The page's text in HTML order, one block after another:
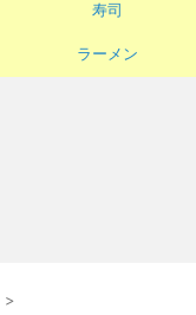
寿司
ラーメン
>